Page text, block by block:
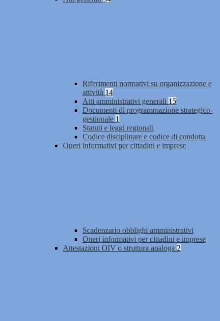
Riferimenti normativi su organizzazione e
attività 14
Atti amministrativi generali 15
Documenti di programmazione strategico-
gestionale 1
Statuti e leggi regionali
Codice disciplinare e codice di condotta
Oneri informativi per cittadini e imprese
Scadenzario obblighi amministrativi
Oneri informativi per cittadini e imprese
Attestazioni OIV o struttura analoga 2